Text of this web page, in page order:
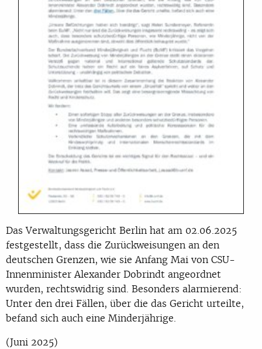
Das Verwaltungsgericht Berlin hat am 02.06.2025
festgestellt, dass die Zurückweisungen an den
deutschen Grenzen, wie sie Anfang Mai von CSU-
Innenminister Alexander Dobrindt angeordnet
wurden, rechtswidrig sind. Besonders alarmierend:
Unter den drei Fällen, über die das Gericht urteilte,
befand sich auch eine Minderjährige.
(Juni 2025)